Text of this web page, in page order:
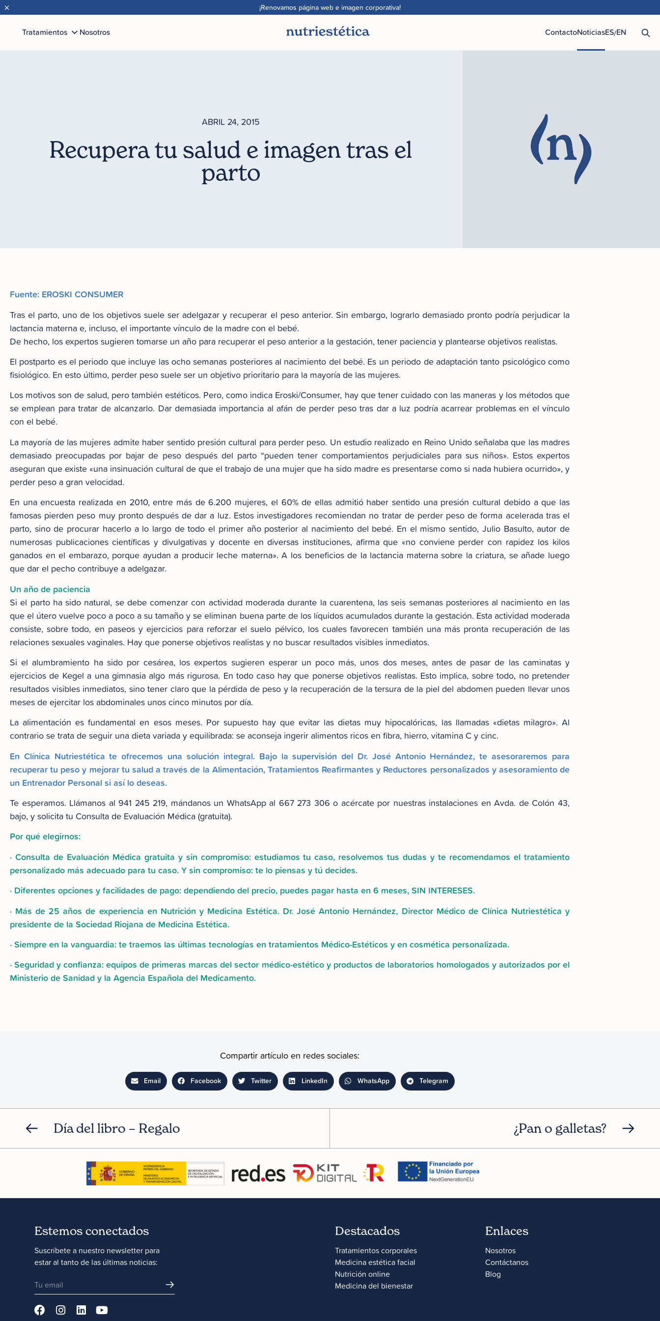
¡Renovamos página web e imagen corporativa!
×
Tratamientos Nosotros ContactoNoticiasES/EN
ABRIL 24, 2015
Recupera tu salud e imagen tras el
parto
Fuente: EROSKI CONSUMER
Tras el parto, uno de los objetivos suele ser adelgazar y recuperar el peso anterior. Sin embargo, lograrlo demasiado pronto podría perjudicar la
lactancia materna e, incluso, el importante vínculo de la madre con el bebé.
De hecho, los expertos sugieren tomarse un año para recuperar el peso anterior a la gestación, tener paciencia y plantearse objetivos realistas.
El postparto es el periodo que incluye las ocho semanas posteriores al nacimiento del bebé. Es un periodo de adaptación tanto psicológico como
fisiológico. En esto último, perder peso suele ser un objetivo prioritario para la mayoría de las mujeres.
Los motivos son de salud, pero también estéticos. Pero, como indica Eroski/Consumer, hay que tener cuidado con las maneras y los métodos que
se emplean para tratar de alcanzarlo. Dar demasiada importancia al afán de perder peso tras dar a luz podría acarrear problemas en el vínculo
con el bebé.
La mayoría de las mujeres admite haber sentido presión cultural para perder peso. Un estudio realizado en Reino Unido señalaba que las madres
demasiado preocupadas por bajar de peso después del parto “pueden tener comportamientos perjudiciales para sus niños». Estos expertos
aseguran que existe «una insinuación cultural de que el trabajo de una mujer que ha sido madre es presentarse como si nada hubiera ocurrido», y
perder peso a gran velocidad.
En una encuesta realizada en 2010, entre más de 6.200 mujeres, el 60% de ellas admitió haber sentido una presión cultural debido a que las
famosas pierden peso muy pronto después de dar a luz. Estos investigadores recomiendan no tratar de perder peso de forma acelerada tras el
parto, sino de procurar hacerlo a lo largo de todo el primer año posterior al nacimiento del bebé. En el mismo sentido, Julio Basulto, autor de
numerosas publicaciones científicas y divulgativas y docente en diversas instituciones, afirma que «no conviene perder con rapidez los kilos
ganados en el embarazo, porque ayudan a producir leche materna». A los beneficios de la lactancia materna sobre la criatura, se añade luego
que dar el pecho contribuye a adelgazar.
Un año de paciencia
Si el parto ha sido natural, se debe comenzar con actividad moderada durante la cuarentena, las seis semanas posteriores al nacimiento en las
que el útero vuelve poco a poco a su tamaño y se eliminan buena parte de los líquidos acumulados durante la gestación. Esta actividad moderada
consiste, sobre todo, en paseos y ejercicios para reforzar el suelo pélvico, los cuales favorecen también una más pronta recuperación de las
relaciones sexuales vaginales. Hay que ponerse objetivos realistas y no buscar resultados visibles inmediatos.
Si el alumbramiento ha sido por cesárea, los expertos sugieren esperar un poco más, unos dos meses, antes de pasar de las caminatas y
ejercicios de Kegel a una gimnasia algo más rigurosa. En todo caso hay que ponerse objetivos realistas. Esto implica, sobre todo, no pretender
resultados visibles inmediatos, sino tener claro que la pérdida de peso y la recuperación de la tersura de la piel del abdomen pueden llevar unos
meses de ejercitar los abdominales unos cinco minutos por día.
La alimentación es fundamental en esos meses. Por supuesto hay que evitar las dietas muy hipocalóricas, las llamadas «dietas milagro». Al
contrario se trata de seguir una dieta variada y equilibrada: se aconseja ingerir alimentos ricos en fibra, hierro, vitamina C y cinc.
En Clínica Nutriestética te ofrecemos una solución integral. Bajo la supervisión del Dr. José Antonio Hernández, te asesoraremos para
recuperar tu peso y mejorar tu salud a través de la Alimentación, Tratamientos Reafirmantes y Reductores personalizados y asesoramiento de
un Entrenador Personal si así lo deseas.
Te esperamos. Llámanos al 941 245 219, mándanos un WhatsApp al 667 273 306 o acércate por nuestras instalaciones en Avda. de Colón 43,
bajo, y solicita tu Consulta de Evaluación Médica (gratuita).
Por qué elegirnos:
· Consulta de Evaluación Médica gratuita y sin compromiso: estudiamos tu caso, resolvemos tus dudas y te recomendamos el tratamiento
personalizado más adecuado para tu caso. Y sin compromiso: te lo piensas y tú decides.
· Diferentes opciones y facilidades de pago: dependiendo del precio, puedes pagar hasta en 6 meses, SIN INTERESES.
· Más de 25 años de experiencia en Nutrición y Medicina Estética. Dr. José Antonio Hernández, Director Médico de Clínica Nutriestética y
presidente de la Sociedad Riojana de Medicina Estética.
· Siempre en la vanguardia: te traemos las últimas tecnologías en tratamientos Médico-Estéticos y en cosmética personalizada.
· Seguridad y confianza: equipos de primeras marcas del sector médico-estético y productos de laboratorios homologados y autorizados por el
Ministerio de Sanidad y la Agencia Española del Medicamento.
Compartir artículo en redes sociales:
Email Facebook Twitter LinkedIn WhatsApp Telegram
Día del libro – Regalo ¿Pan o galletas?
Estemos conectados
Suscríbete a nuestro newsletter para
estar al tanto de las últimas noticias:
Destacados
Tratamientos corporales
Medicina estética facial
Nutrición online
Medicina del bienestar
Enlaces
Nosotros
Contáctanos
Blog